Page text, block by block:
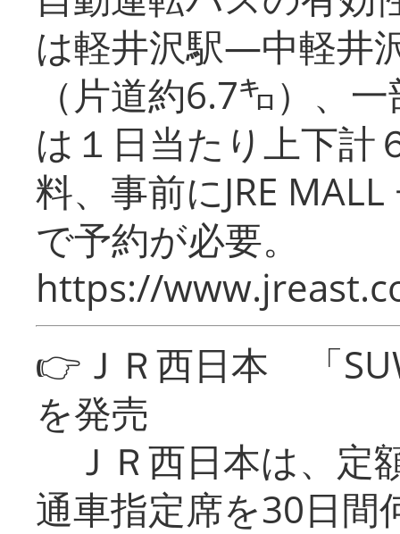
は軽井沢駅―中軽井
（片道約6.7㌔）、
は１日当たり上下計
料、事前にJRE
で予約が必要。
https://
👉ＪＲ西日本 「
を発売
ＪＲ西日本は、定
通車指定席を30日間